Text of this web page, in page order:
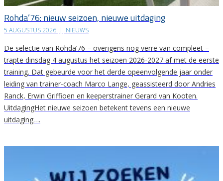
Rohda’76: nieuw seizoen, nieuwe uitdaging
5 AUGUSTUS 2026 | NIEUWS
De selectie van Rohda’76 – overigens nog verre van compleet –
trapte dinsdag 4 augustus het seizoen 2026-2027 af met de eerste
training. Dat gebeurde voor het derde opeenvolgende jaar onder
leiding van trainer-coach Marco Lange, geassisteerd door Andries
Ranck, Erwin Griffioen en keeperstrainer Gerard van Kooten.
UitdagingHet nieuwe seizoen betekent tevens een nieuwe
uitdaging….